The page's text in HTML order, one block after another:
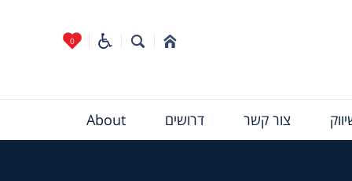
0
צור קשר דרושים About